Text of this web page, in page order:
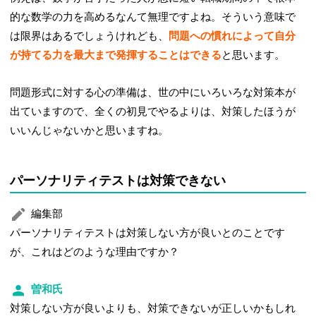
的な数学の力を高めるなんて無理ですよね。そういう意味で
は限界はあるでしょうけれども、
問題への慣れによって自分
が持てる力を最大まで発揮することはできると思います。
問題形式に対する心の準備は、世の中にいろいろな対策本が
出ていますので、全くの初見でやるよりは、対策したほうが
いいんじゃないかと思いますね。
パーソナリティテストは対策できない
編集部
パーソナリティテストは対策しない方が良いとのことです
が、これはどのような理由ですか？
曽和氏
対策しない方が良いよりも、対策できないが正しいかもしれ